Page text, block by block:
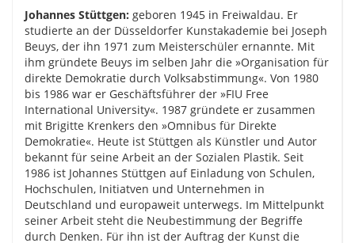
Johannes Stüttgen: geboren 1945 in Freiwaldau. Er
studierte an der Düsseldorfer Kunstakademie bei Joseph
Beuys, der ihn 1971 zum Meisterschüler ernannte. Mit
ihm gründete Beuys im selben Jahr die »Organisation für
direkte Demokratie durch Volksabstimmung«. Von 1980
bis 1986 war er Geschäftsführer der »FIU Free
International University«. 1987 gründete er zusammen
mit Brigitte Krenkers den »Omnibus für Direkte
Demokratie«. Heute ist Stüttgen als Künstler und Autor
bekannt für seine Arbeit an der Sozialen Plastik. Seit
1986 ist Johannes Stüttgen auf Einladung von Schulen,
Hochschulen, Initiatven und Unternehmen in
Deutschland und europaweit unterwegs. Im Mittelpunkt
seiner Arbeit steht die Neubestimmung der Begriffe
durch Denken. Für ihn ist der Auftrag der Kunst die